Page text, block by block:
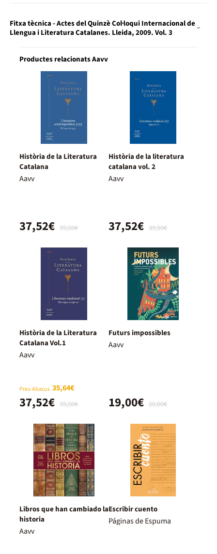
Fitxa tècnica - Actes del Quinzè Col·loqui Internacional de
Llengua i Literatura Catalanes. Lleida, 2009. Vol. 3
Productes relacionats Aavv
Història de la Literatura
Catalana
Aavv
39,50€
37,52€
Història de la literatura
catalana vol. 2
Aavv
39,50€
37,52€
Història de la Literatura
Catalana Vol.1
Aavv
Preu Abacus 35,64€
39,50€
37,52€
Futurs impossibles
Aavv
20,00€
19,00€
Libros que han cambiado la
historia
Aavv
Escribir cuento
Páginas de Espuma